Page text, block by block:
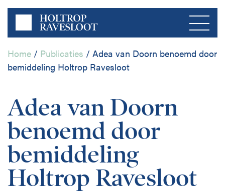
Home / Publicaties / Adea van Doorn benoemd door
bemiddeling Holtrop Ravesloot
Menu
Home
Over ons
Bedrijfsleven
Publicaties
Publieke Sector
Adea van Doorn
benoemd door
bemiddeling
Holtrop Ravesloot